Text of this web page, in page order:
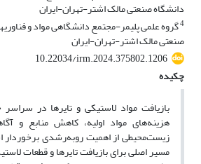
دانشگاه صنعتی مالک اشتر-تهران-ایران
4گروه علمی پلیمر-مجتمع دانشگاهی مواد و
صنعتی مالک اشتر-تهران-ایران
10.22034/irm.2024.375802.1206
چکیده
بازیافت مواد لاستیکی و تایرها در
هزینه‌های مواد اولیه، کاهش منابع و
زیست‌محیطی از اهمیت روبه‌رشدی
مسیر اصلی برای بازیافت تایرها و قطعات